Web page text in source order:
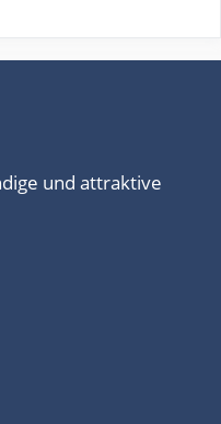
und attraktive